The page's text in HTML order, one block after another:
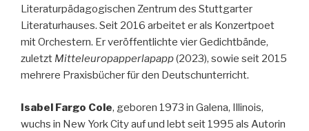
Literaturpädagogischen Zentrum des Stuttgarter
Literaturhauses. Seit 2016 arbeitet er als Konzertpoet
mit Orchestern. Er veröffentlichte vier Gedichtbände,
zuletzt Mitteleuropapperlapapp(2023), sowie seit 2015
mehrere Praxisbücher für den Deutschunterricht.
Isabel Fargo Cole, geboren 1973 in Galena, Illinois,
wuchs in New York City auf und lebt seit 1995 als Autorin